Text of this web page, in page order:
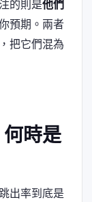
的則是他們
預期。兩者
把它們混為
時是
出率到底是